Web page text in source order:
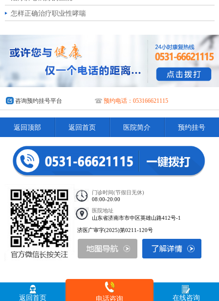
怎样正确治疗职业性哮喘
咨询预约挂号平台 预约电话：053166621115
返回顶部 返回首页 医院简介 预约挂号
门诊时间(节假日无休)
08:00-20:00
医院地址
山东省济南市市中区英雄山路412号-1
济医广审字(2025)第0211-120号
返回首页 电话咨询 在线咨询